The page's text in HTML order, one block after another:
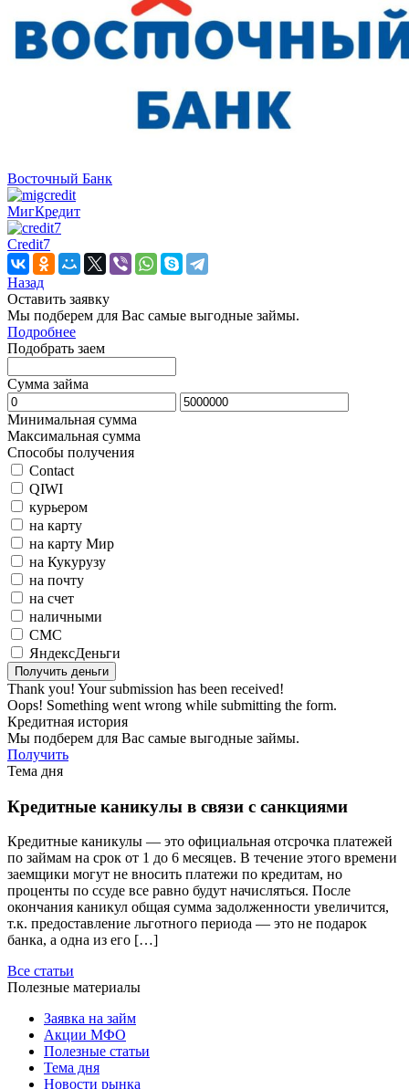
Восточный Банк
МигКредит
Credit7
Назад
Оставить заявку
Мы подберем для Вас самые выгодные займы.
Подробнее
Подобрать заем
Сумма займа
Минимальная сумма
Максимальная сумма
Способы получения
Contact
QIWI
курьером
на карту
на карту Мир
на Кукурузу
на почту
на счет
наличными
СМС
ЯндексДеньги
Thank you! Your submission has been received!
Oops! Something went wrong while submitting the form.
Кредитная история
Мы подберем для Вас самые выгодные займы.
Получить
Тема дня
Кредитные каникулы в связи с санкциями
Кредитные каникулы — это официальная отсрочка платежей
по займам на срок от 1 до 6 месяцев. В течение этого времени
заемщики могут не вносить платежи по кредитам, но
проценты по ссуде все равно будут начисляться. После
окончания каникул общая сумма задолженности увеличится,
т.к. предоставление льготного периода — это не подарок
банка, а одна из его […]
Все статьи
Полезные материалы
Заявка на займ
Акции МФО
Полезные статьи
Тема дня
Новости рынка